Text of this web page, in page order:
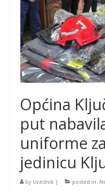
Općina
put
uniforme
jedinicu
by Urednik | posted in: